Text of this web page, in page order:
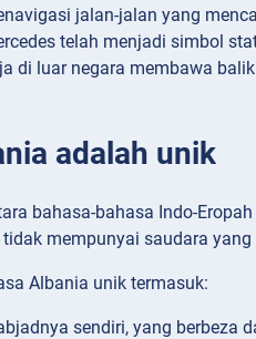
jalan-jalan yang
telah menjadi simbol
di luar negara membawa
adalah unik
bahasa-bahasa Indo-
mempunyai saudara yang
Albania unik termasuk:
sendiri, yang berbeza